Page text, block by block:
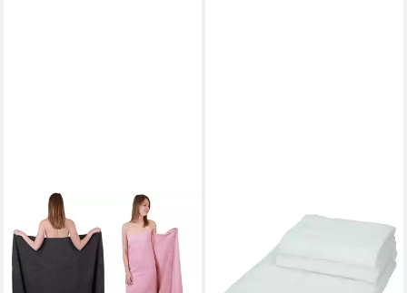
Badetuch 2 Stück Badetücher
groß XXL Berlin 100 x 200
cm Badetuch Saunatuch,
Badetuch 3-TLG. XXL
Badetuch Set Palermo Farbe
weiß, (Set, 3-St)